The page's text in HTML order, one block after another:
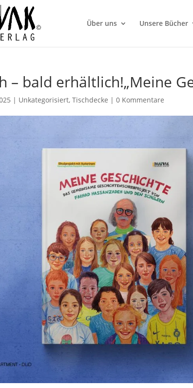
Über uns Unsere Bücher
– bald erhältlich!„Meine
| Unkategorisiert,Tischdecke |0 Kommentare